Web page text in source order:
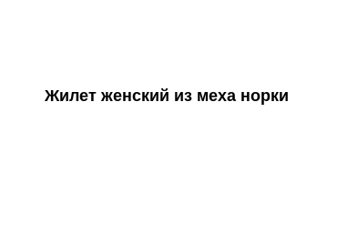
Жилет женский из меха норки